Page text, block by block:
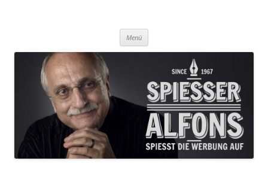
Spiesser Alfons
Menü
springen